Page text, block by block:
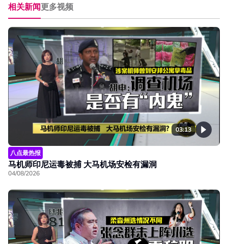
相关新闻更多视频
03:13
八点最热报
马机师印尼运毒被捕 大马机场安检有漏洞
04/08/2026